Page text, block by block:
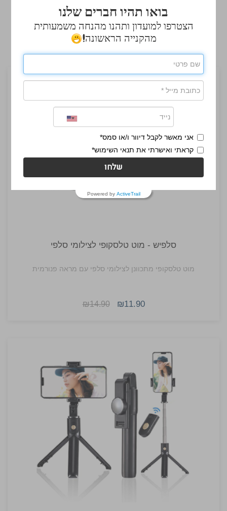
אולי יעניין אותך גם
סלפיש - מוט טלסקופי לצילומי סלפי
מוט טלסקופי מתכוונן לצילומי סלפי עם מראה פנורמית
₪11.90
₪14.90
בואו תהיו חברים שלנו
הצטרפו למועדון ותהנו מהנחה משמעותית
מהקנייה הראשונה!
אני מאשר לקבל דיוור ו/או סמס*
קראתי ואישרתי את תנאי השימוש*
שלחו
Powered by ActiveTrail